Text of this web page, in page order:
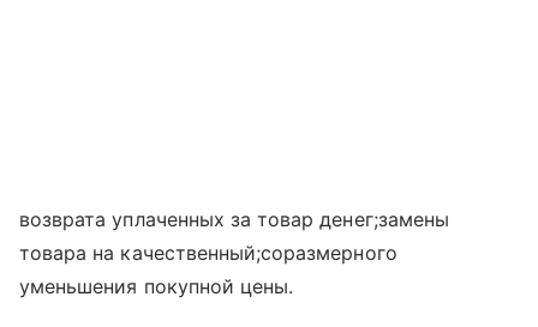
возврата уплаченных за товар денег;замены
товара на качественный;соразмерного
уменьшения покупной цены.